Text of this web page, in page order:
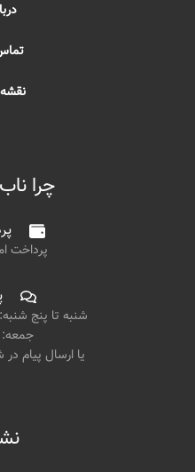
چرا
پرداخت
شنبه تا پنج شنبه: ۱۰ تا ۱۳ و ۱۷ تا ۲۱
جمعه: ۱۸ تا ۲۱
یا ارسال پیام